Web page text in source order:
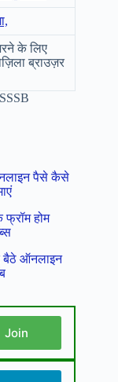
के लिए
ब्राउज़र
पैसे कैसे
फ्रॉम होम
बैठे ऑनलाइन
Join